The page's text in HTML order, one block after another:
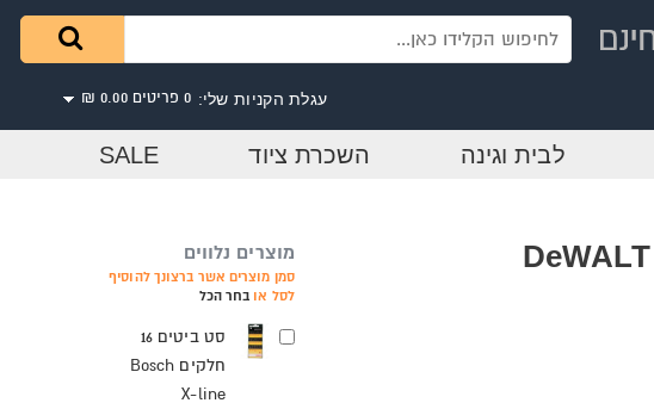
עגלת הקניות שלי: 0 פריטים 0.00 ₪
לבית וגינה השכרת ציוד SALE
מברגת אימפקט DeWALT
מוצרים נלווים
סמן מוצרים אשר ברצונך להוסיף
לסל או בחר הכל
סט ביטים 16
חלקים Bosch
X-line